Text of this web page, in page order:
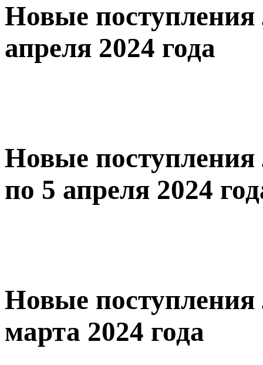
Новые поступления
апреля 2024 года
Новые
по 5 апреля 2024
Новые поступления
марта 2024 года